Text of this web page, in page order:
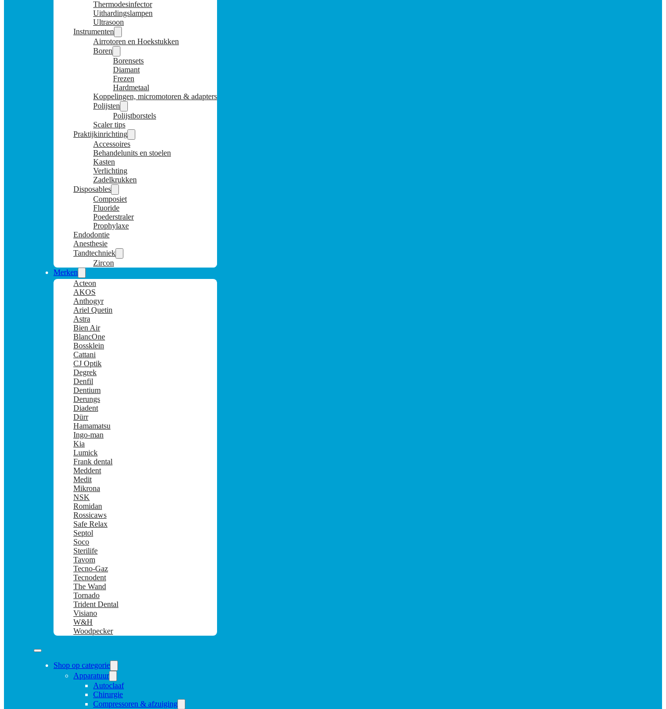
Thermodesinfector
Uithardingslampen
Ultrasoon
Instrumenten
Airrotoren en Hoekstukken
Boren
Borensets
Diamant
Frezen
Hardmetaal
Koppelingen, micromotoren & adapters
Polijsten
Polijstborstels
Scaler tips
Praktijkinrichting
Accessoires
Behandelunits en stoelen
Kasten
Verlichting
Zadelkrukken
Disposables
Composiet
Fluoride
Poederstraler
Prophylaxe
Endodontie
Anesthesie
Tandtechniek
Zircon
Merken
Acteon
AKOS
Anthogyr
Ariel Quetin
Astra
Bien Air
BlancOne
Bossklein
Cattani
CJ Optik
Degrek
Denfil
Dentium
Derungs
Diadent
Dürr
Hamamatsu
Ingo-man
Kia
Lumick
Frank dental
Meddent
Medit
Mikrona
NSK
Romidan
Rossicaws
Safe Relax
Septol
Soco
Sterilife
Tavom
Tecno-Gaz
Tecnodent
The Wand
Tornado
Trident Dental
Visiano
W&H
Woodpecker
Shop op categorie
Apparatuur
Autoclaaf
Chirurgie
Compressoren & afzuiging